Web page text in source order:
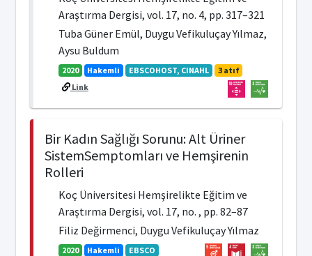
Araştırma Dergisi, vol. 17, no. 4, pp. 317–321
Tuba Güner Emül, Duygu Vefikuluçay Yılmaz,
Aysu Buldum
2020 Hakemli EBSCOHOST, CINAHL
3 atıf
Link
Bir Kadın Sağlığı Sorunu: Alt Üriner
SistemSemptomları ve Hemşirenin
Rolleri
Koç Üniversitesi Hemşirelikte Eğitim ve
Araştırma Dergisi, vol. 17, no. , pp. 82–87
Filiz Değirmenci, Duygu Vefikuluçay Yılmaz
2020 Hakemli EBSCO